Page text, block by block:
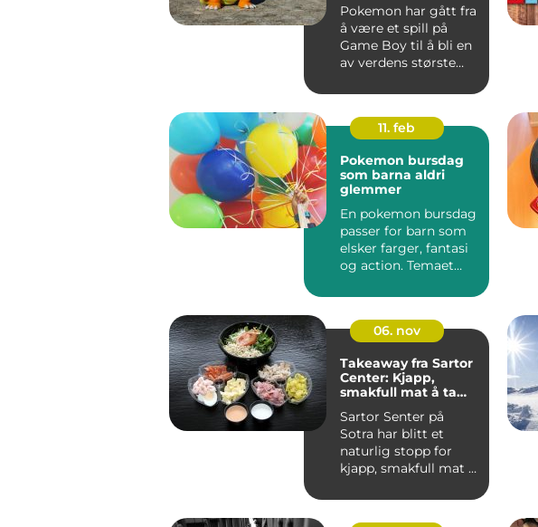
Pokemon har gått fra
å være et spill på
Game Boy til å bli en
av verdens største
11. feb
Pokemon bursdag
som barna aldri
glemmer
En pokemon bursdag
passer for barn som
elsker farger, fantasi
og action. Temaet
06. nov
Takeaway fra Sartor
Center: Kjapp,
smakfull mat å ta
Sartor Senter på
Sotra har blitt et
naturlig stopp for
kjapp, smakfull mat å